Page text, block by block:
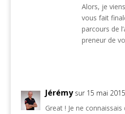
Alors, je
vous fait
parcours de
preneur de
Jérémy sur 15 mai
Great ! Je ne